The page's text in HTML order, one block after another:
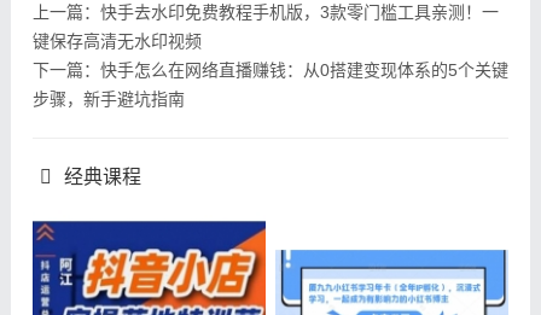
上一篇：快手去水印免费教程手机版，3款零门槛工具亲测！一
键保存高清无水印视频
下一篇：快手怎么在网络直播赚钱：从0搭建变现体系的5个关键
步骤，新手避坑指南
经典课程